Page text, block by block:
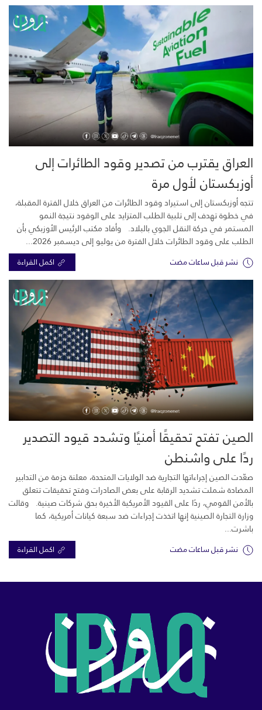
العراق يقترب من تصدير وقود الطائرات إلى
أوزبكستان لأول مرة
تتجه أوزبكستان إلى استيراد وقود الطائرات من العراق خلال الفترة المقبلة،
في خطوة تهدف إلى تلبية الطلب المتزايد على الوقود نتيجة النمو
المستمر في حركة النقل الجوي بالبلاد. وأفاد مكتب الرئيس الأوزبكي بأن
الطلب على وقود الطائرات خلال الفترة من يوليو إلى ديسمبر 2026...
نشر قبل ساعات مضت اكمل القراءة
الصين تفتح تحقيقًا أمنيًا وتشدد قيود التصدير
ردًا على واشنطن
صعّدت الصين إجراءاتها التجارية ضد الولايات المتحدة، معلنة حزمة من التدابير
المضادة شملت تشديد الرقابة على بعض الصادرات وفتح تحقيقات تتعلق
بالأمن القومي، ردًا على القيود الأمريكية الأخيرة بحق شركات صينية. وقالت
وزارة التجارة الصينية إنها اتخذت إجراءات ضد سبعة كيانات أمريكية، كما
باشرت...
نشر قبل ساعات مضت اكمل القراءة